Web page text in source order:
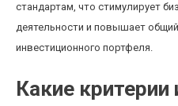
стандартам, что стимулирует
деятельности и повышает
инвестиционного портфеля.
Какие